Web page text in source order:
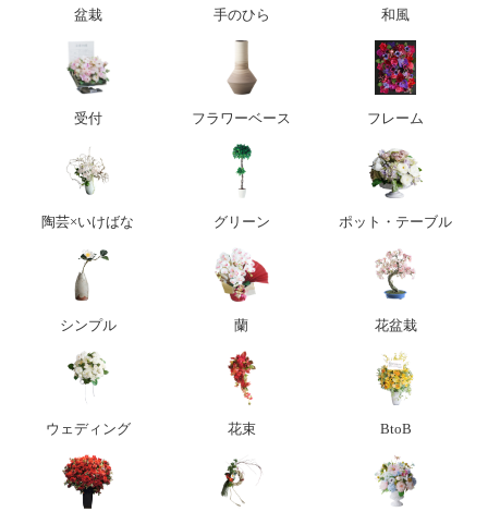
盆栽 手のひら 和風
受付 フラワーベース フレーム
陶芸×いけばな グリーン ポット・テーブル
シンプル 蘭 花盆栽
ウェディング 花束 BtoB